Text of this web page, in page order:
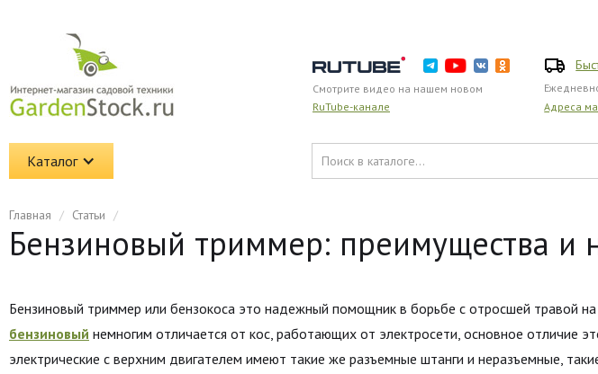
Смотрите видео на нашем новом
RuTube-канале
Адреса
Каталог
Главная / Статьи /
Бензиновый триммер: преимущества и
Бензиновый триммер или бензокоса это надежный помощник в борьбе с отросшей травой на
бензиновый немногим отличается от кос, работающих от электросети, основное отличие
электрические с верхним двигателем имеют такие же разъемные штанги и неразъемные,